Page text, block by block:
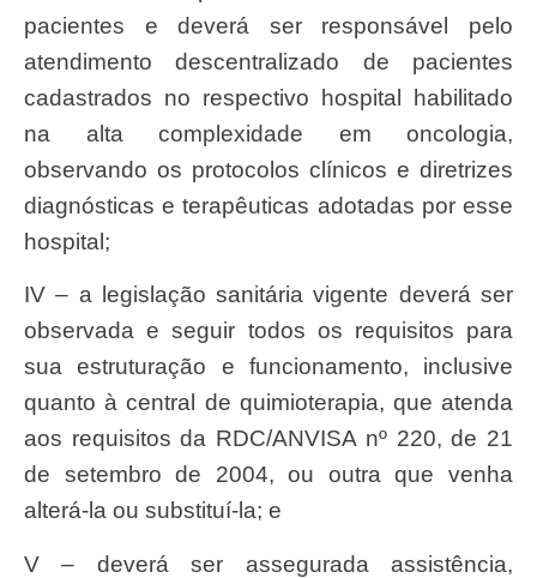
pacientes e deverá ser responsável pelo
atendimento descentralizado de pacientes
cadastrados no respectivo hospital habilitado
na alta complexidade em oncologia,
observando os protocolos clínicos e diretrizes
diagnósticas e terapêuticas adotadas por esse
hospital;
IV – a legislação sanitária vigente deverá ser
observada e seguir todos os requisitos para
sua estruturação e funcionamento, inclusive
quanto à central de quimioterapia, que atenda
aos requisitos da RDC/ANVISA nº 220, de 21
de setembro de 2004, ou outra que venha
alterá-la ou substituí-la; e
V – deverá ser assegurada assistência,